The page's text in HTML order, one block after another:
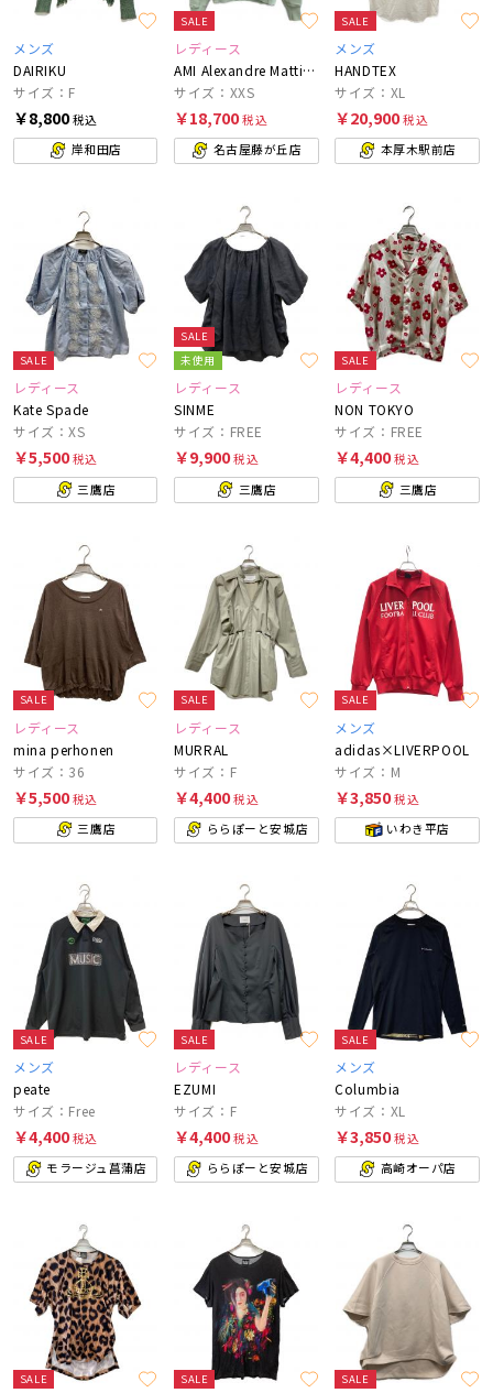
メンズ
DAIRIKU
サイズ：F
￥8,800税込
岸和田店
SALE
レディース
AMI Alexandre Mattiussi
サイズ：XXS
￥18,700税込
名古屋藤が丘店
SALE
メンズ
HANDTEX
サイズ：XL
￥20,900税込
本厚木駅前店
SALE
レディース
Kate Spade
サイズ：XS
￥5,500税込
三鷹店
SALE
未使用
レディース
SINME
サイズ：FREE
￥9,900税込
三鷹店
SALE
レディース
NON TOKYO
サイズ：FREE
￥4,400税込
三鷹店
SALE
レディース
mina perhonen
サイズ：36
￥5,500税込
三鷹店
SALE
レディース
MURRAL
サイズ：F
￥4,400税込
ららぽーと安城店
SALE
メンズ
adidas×LIVERPOOL
サイズ：M
￥3,850税込
いわき平店
SALE
メンズ
peate
サイズ：Free
￥4,400税込
モラージュ菖蒲店
SALE
レディース
EZUMI
サイズ：F
￥4,400税込
ららぽーと安城店
SALE
メンズ
Columbia
サイズ：XL
￥3,850税込
高崎オーパ店
SALE SALE SALE